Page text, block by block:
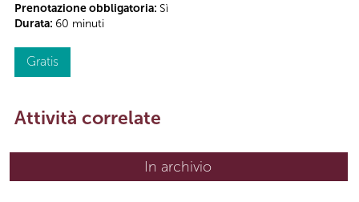
Prenotazione obbligatoria: Sì
Durata: 60 minuti
Gratis
Attività correlate
In archivio